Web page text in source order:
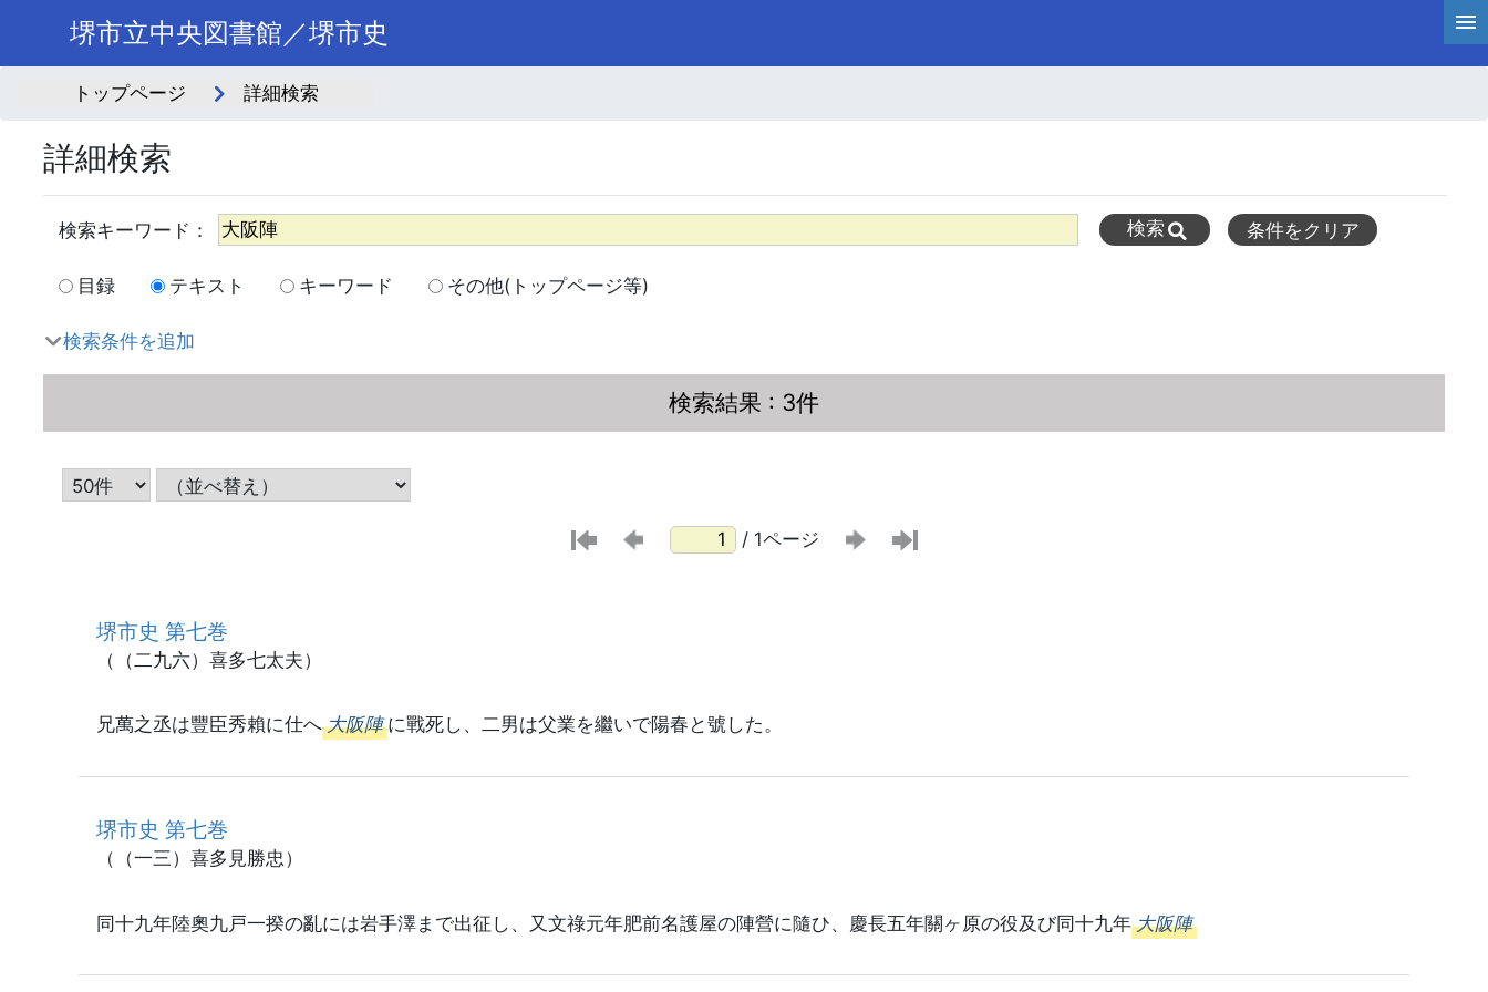
堺市立中央図書館／堺市史
トップページ 詳細検索
詳細検索
目録 テキスト キーワード その他(トップページ等)
検索条件を追加
検索結果 : 3件
/ 1ページ
堺市史 第七巻
（（二九六）喜多七太夫）
兄萬之丞は豐臣秀賴に仕へ 大阪陣 に戰死し、二男は父業を繼いで陽春と號した。
堺市史 第七巻
（（一三）喜多見勝忠）
同十九年陸奧九戸一揆の亂には岩手澤まで出征し、又文祿元年肥前名護屋の陣營に隨ひ、慶長五年關ヶ原の役及び同十九年 大阪陣